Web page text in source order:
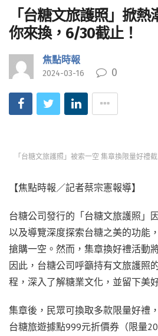
「台糖文旅護照」掀
你來換，6/30截止！
焦點時報
2024-03-16 0
「台糖文旅護照」被索一空 集章換限量好禮
【焦點時報／記者蔡宗憲報導】
台糖公司發行的「台糖文旅護照」
以及導覽深度探索台糖之美的功能
搶購一空。然而，集章換好禮活動
因此，台糖公司呼籲持有文旅護照
程，深入了解糖業文化，並留下美
集章後，民眾可換取多款限量好禮
台糖旅遊據點999元折價券（限量